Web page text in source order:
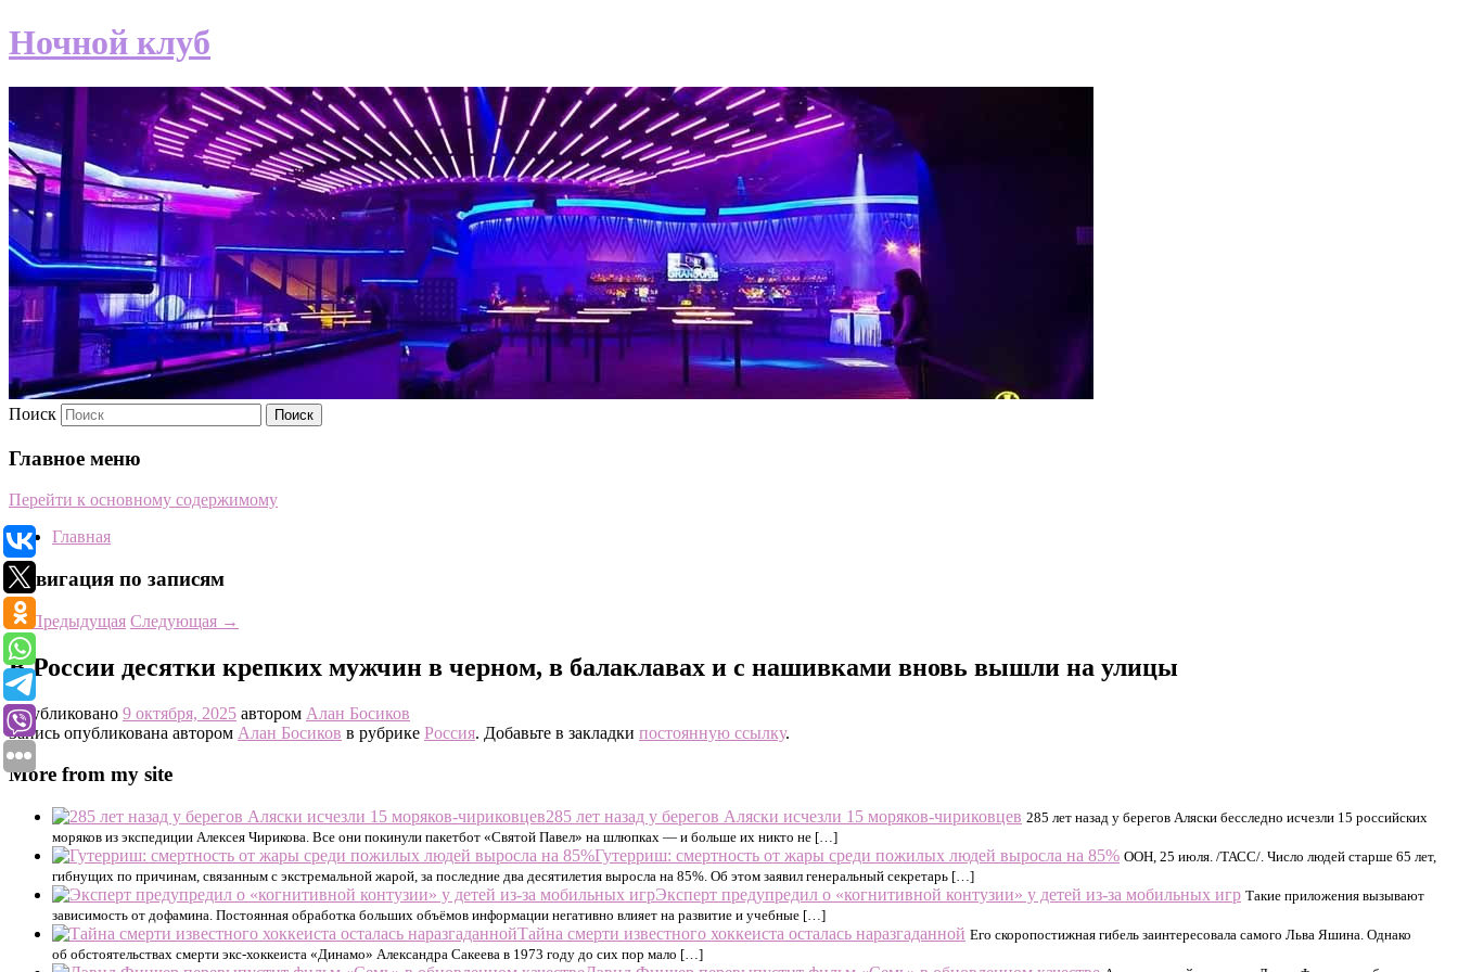
Ночной клуб
Поиск
Главное меню
Перейти к основному содержимому
Главная
Навигация по записям
←Предыдущая Следующая →
В России десятки крепких мужчин в черном, в балаклавах и с нашивками вновь вышли на улицы
Опубликовано 9 октября, 2025 автором Алан Босиков
Запись опубликована автором Алан Босиков в рубрике Россия. Добавьте в закладки постоянную ссылку.
More from my site
285 лет назад у берегов Аляски исчезли 15 моряков-чириковцев 285 лет назад у берегов Аляски бесследно исчезли 15 российских
моряков из экспедиции Алексея Чирикова. Все они покинули пакетбот «Святой Павел» на шлюпках — и больше их никто не […]
Гутерриш: смертность от жары среди пожилых людей выросла на 85% ООН, 25 июля. /ТАСС/. Число людей старше 65 лет,
гибнущих по причинам, связанным с экстремальной жарой, за последние два десятилетия выросла на 85%. Об этом заявил генеральный секретарь […]
Эксперт предупредил о «когнитивной контузии» у детей из-за мобильных игр Такие приложения вызывают
зависимость от дофамина. Постоянная обработка больших объёмов информации негативно влияет на развитие и учебные […]
Тайна смерти известного хоккеиста осталась наразгаданной Его скоропостижная гибель заинтересовала самого Льва Яшина. Однако
об обстоятельствах смерти экс-хоккеиста «Динамо» Александра Сакеева в 1973 году до сих пор мало […]